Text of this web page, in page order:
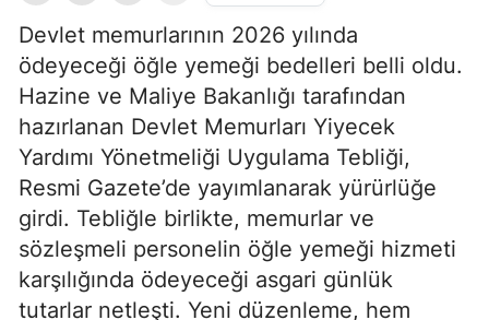
Devlet memurlarının 2026 yılında
ödeyeceği öğle yemeği bedelleri belli oldu.
Hazine ve Maliye Bakanlığı tarafından
hazırlanan Devlet Memurları Yiyecek
Yardımı Yönetmeliği Uygulama Tebliği,
Resmi Gazete’de yayımlanarak yürürlüğe
girdi. Tebliğle birlikte, memurlar ve
sözleşmeli personelin öğle yemeği hizmeti
karşılığında ödeyeceği asgari günlük
tutarlar netleşti. Yeni düzenleme, hem